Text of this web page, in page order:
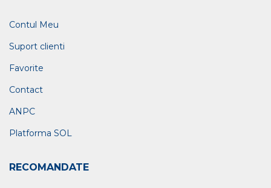
Contul Meu
Suport clienti
Favorite
Contact
ANPC
Platforma SOL
RECOMANDATE